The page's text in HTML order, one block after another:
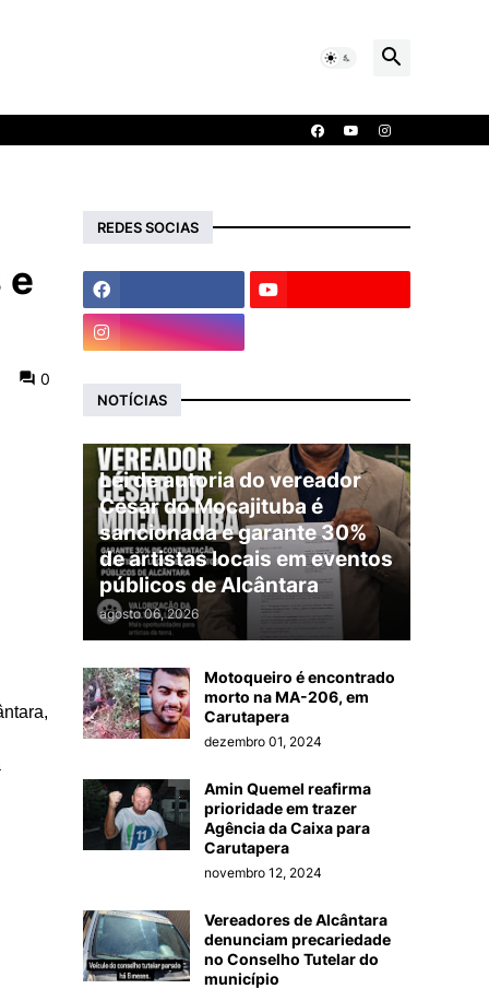
e
0
REDES SOCIAS
NOTÍCIAS
Lei de autoria do vereador
César do Mocajituba é
sancionada e garante 30%
de artistas locais em eventos
públicos de Alcântara
agosto 06, 2026
Motoqueiro é encontrado
morto na MA-206, em
Carutapera
dezembro 01, 2024
Amin Quemel reafirma
prioridade em trazer
Agência da Caixa para
Carutapera
novembro 12, 2024
Vereadores de Alcântara
denunciam precariedade
no Conselho Tutelar do
município